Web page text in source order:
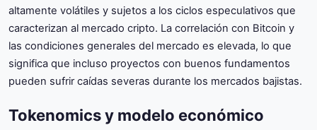
altamente volátiles y sujetos a los ciclos especulativos que
caracterizan al mercado cripto. La correlación con Bitcoin y
las condiciones generales del mercado es elevada, lo que
significa que incluso proyectos con buenos fundamentos
pueden sufrir caídas severas durante los mercados bajistas.
Tokenomics y modelo económico